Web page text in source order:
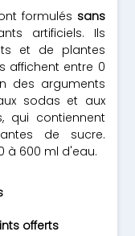
formulés sans
artificiels. Ils
et de plantes
affichent entre 0
des arguments
sodas et aux
qui contiennent
de sucre.
à 600 ml d'eau.
offerts